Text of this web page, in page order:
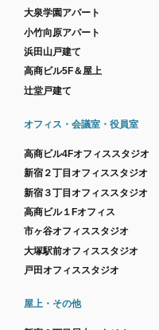
大泉学園アパート
小竹向原アパート
浜田山戸建て
高商ビル5F＆屋上
辻堂戸建て
オフィス・会議室・役員室
高商ビル4Fオフィススタジオ
新宿２丁目オフィススタジオ
新宿３丁目オフィススタジオ
高商ビル１Fオフィス
市ヶ谷オフィススタジオ
大塚駅前オフィススタジオ
戸田オフィススタジオ
屋上・その他